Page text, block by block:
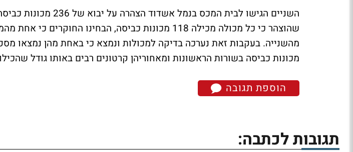
השניים הגישו לבית המכס בנמל
שהוצהר כי כל מכולה מכילה 118 מכונות כביסה, הבחינו
מהשנייה. בעקבות זאת נערכה בדיקה למכולות ונמצא כי באחת מהן נמצאו
מכונות כביסה בשורות הראשונות ומאחוריהן קרטונים רבים באותו גודל
הוספת תגובה
תגובות לכתבה: